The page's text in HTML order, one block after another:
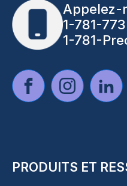
Appelez-
1-781-
1-781-
PRODUITS ET